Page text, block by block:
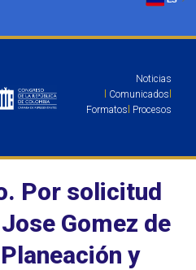
Noticias
Comunicados
Formatos Procesos
Por solicitud
Gomez de
y